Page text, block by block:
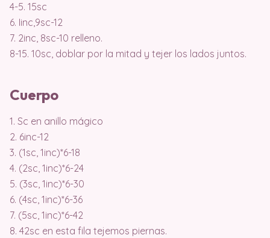
4-5. 15sc
6. Iinc,9sc-12
7. 2inc, 8sc-10 relleno.
8-15. 10sc, doblar por la mitad y tejer los lados juntos.
Cuerpo
1. Sc en anillo mágico
2. 6inc-12
3. (1sc, 1inc)*6-18
4. (2sc, 1inc)*6-24
5. (3sc, 1inc)*6-30
6. (4sc, 1inc)*6-36
7. (5sc, 1inc)*6-42
8. 42sc en esta fila tejemos piernas.